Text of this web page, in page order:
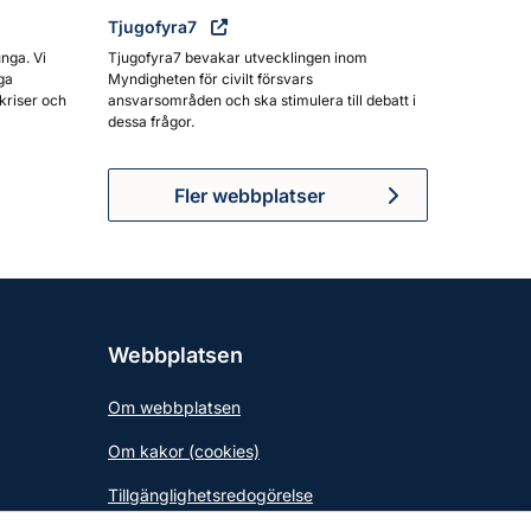
Vi
och
Tjugofyra7
Tjugofyra7 bevakar utvecklingen inom
Myndigheten för civilt försvars
ansvarsområden och ska stimulera till debatt i
dessa frågor.
Fler webbplatser
Webbplatsen
Om webbplatsen
Om kakor (cookies)
Tillgänglighetsredogörelse